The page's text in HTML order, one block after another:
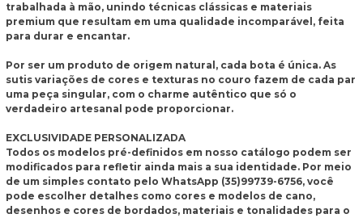
trabalhada à mão, unindo técnicas clássicas e materiais
premium que resultam em uma qualidade incomparável, feita
para durar e encantar.
Por ser um produto de origem natural, cada bota é única. As
sutis variações de cores e texturas no couro fazem de cada par
uma peça singular, com o charme autêntico que só o
verdadeiro artesanal pode proporcionar.
EXCLUSIVIDADE PERSONALIZADA
Todos os modelos pré-definidos em nosso catálogo podem ser
modificados para refletir ainda mais a sua identidade. Por meio
de um simples contato pelo WhatsApp (35)99739-6756, você
pode escolher detalhes como cores e modelos de cano,
desenhos e cores de bordados, materiais e tonalidades para o